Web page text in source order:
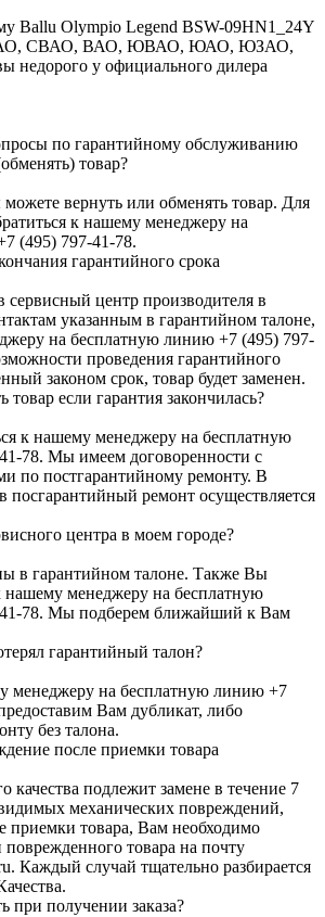
Ballu Olympio Legend BSW-09HN1_24Y
СВАО, ВАО, ЮВАО, ЮАО, ЮЗАО,
у официального дилера
по гарантийному обслуживанию
товар?
вернуть или обменять товар. Для
к нашему менеджеру на
(495) 797-41-78.
гарантийного срока
сервисный центр производителя в
указанным в гарантийном талоне,
на бесплатную линию +7 (495) 797-
проведения гарантийного
законом срок, товар будет заменен.
товар если гарантия закончилась?
к нашему менеджеру на бесплатную
78. Мы имеем договоренности с
по постгарантийному ремонту. В
посгарантийный ремонт осуществляется
центра в моем городе?
в гарантийном талоне. Также Вы
нашему менеджеру на бесплатную
78. Мы подберем ближайший к Вам
гарантийный талон?
менеджеру на бесплатную линию +7
Вам дубликат, либо
без талона.
после приемки товара
качества подлежит замене в течение 7
механических повреждений,
приемки товара, Вам необходимо
товара на почту
Каждый случай тщательно разбирается
при получении заказа?